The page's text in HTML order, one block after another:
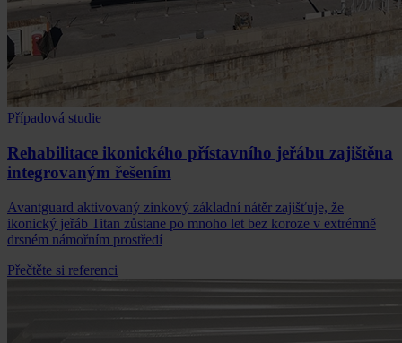
Případová studie
Rehabilitace ikonického přístavního jeřábu zajištěna
integrovaným řešením
Avantguard aktivovaný zinkový základní nátěr zajišťuje, že
ikonický jeřáb Titan zůstane po mnoho let bez koroze v extrémně
drsném námořním prostředí
Přečtěte si referenci